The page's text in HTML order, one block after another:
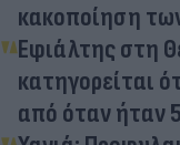
κακοποίηση
Εφιάλτης στη
κατηγορείται
από όταν ήταν